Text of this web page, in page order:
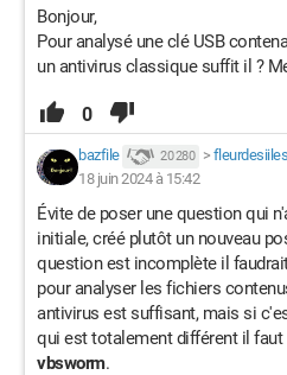
Bonjour,
Pour analysé une clé USB
un antivirus classique suffit il ?
0
bazfile 20 280 > fleurdesiiles
18 juin 2024 à 15:42
Évite de poser une question qui
initiale, créé plutôt un nouveau
question est incomplète il
pour analyser les fichiers
antivirus est suffisant, mais si
qui est totalement différent il
vbsworm.